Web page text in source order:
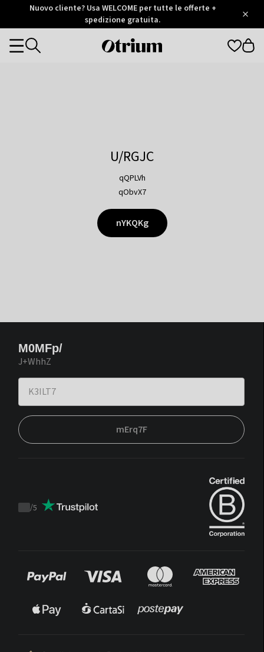
Otrium
Trustpilot
Nuovo cliente? Usa WELCOME per tutte le offerte +
spedizione gratuita.
Otrium
Categories
U/RGJC
qQPLVh
qObvX7
nYKQKg
M0MFp/
J+WhhZ
mErq7F
Trustpilot
/5